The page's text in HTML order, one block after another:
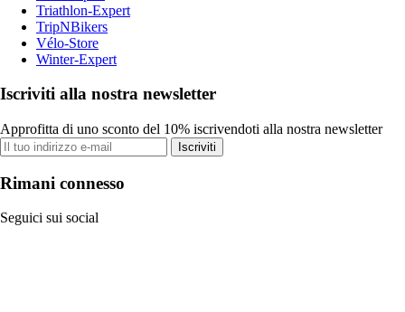
Triathlon-Expert
TripNBikers
Vélo-Store
Winter-Expert
Iscriviti alla nostra newsletter
Approfitta di uno sconto del 10% iscrivendoti alla nostra newsletter
Iscriviti
Rimani connesso
Seguici sui social